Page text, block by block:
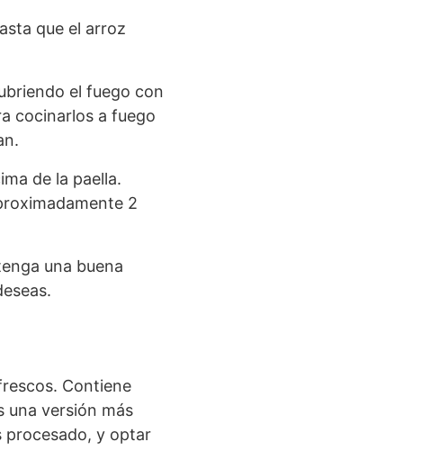
que el arroz
el fuego con
cocinarlos a fuego
de la paella.
2
una buena
Contiene
una versión más
procesado, y optar